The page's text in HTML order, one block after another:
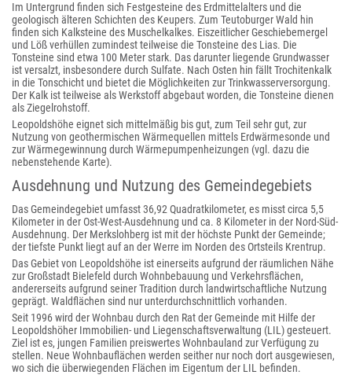
Im Untergrund finden sich Festgesteine des Erdmittelalters und die
geologisch älteren Schichten des Keupers. Zum Teutoburger Wald hin
finden sich Kalksteine des Muschelkalkes. Eiszeitlicher Geschiebemergel
und Löß verhüllen zumindest teilweise die Tonsteine des Lias. Die
Tonsteine sind etwa 100 Meter stark. Das darunter liegende Grundwasser
ist versalzt, insbesondere durch Sulfate. Nach Osten hin fällt Trochitenkalk
in die Tonschicht und bietet die Möglichkeiten zur Trinkwasserversorgung.
Der Kalk ist teilweise als Werkstoff abgebaut worden, die Tonsteine dienen
als Ziegelrohstoff.
Leopoldshöhe eignet sich mittelmäßig bis gut, zum Teil sehr gut, zur
Nutzung von geothermischen Wärmequellen mittels Erdwärmesonde und
zur Wärmegewinnung durch Wärmepumpenheizungen (vgl. dazu die
nebenstehende Karte).
Ausdehnung und Nutzung des Gemeindegebiets
Das Gemeindegebiet umfasst 36,92 Quadratkilometer, es misst circa 5,5
Kilometer in der Ost-West-Ausdehnung und ca. 8 Kilometer in der Nord-Süd-
Ausdehnung. Der Merkslohberg ist mit der höchste Punkt der Gemeinde;
der tiefste Punkt liegt auf an der Werre im Norden des Ortsteils Krentrup.
Das Gebiet von Leopoldshöhe ist einerseits aufgrund der räumlichen Nähe
zur Großstadt Bielefeld durch Wohnbebauung und Verkehrsflächen,
andererseits aufgrund seiner Tradition durch landwirtschaftliche Nutzung
geprägt. Waldflächen sind nur unterdurchschnittlich vorhanden.
Seit 1996 wird der Wohnbau durch den Rat der Gemeinde mit Hilfe der
Leopoldshöher Immobilien- und Liegenschaftsverwaltung (LIL) gesteuert.
Ziel ist es, jungen Familien preiswertes Wohnbauland zur Verfügung zu
stellen. Neue Wohnbauflächen werden seither nur noch dort ausgewiesen,
wo sich die überwiegenden Flächen im Eigentum der LIL befinden.